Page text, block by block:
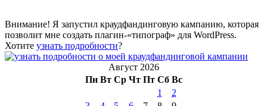
Внимание! Я запустил краудфандинговую кампанию, которая
позволит мне создать плагин-«типограф» для WordPress.
Хотите узнать подробности?
Август 2026
Пн Вт Ср Чт Пт Сб Вс
1
2